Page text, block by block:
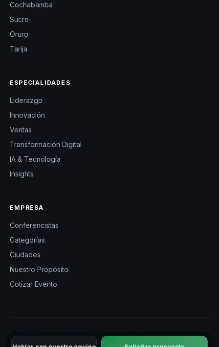
Cochabamba
Sucre
Oruro
Tarija
ESPECIALIDADES
Liderazgo
Innovación
Ventas
Transformación Digital
IA & Tecnología
Insights
EMPRESA
Conferencistas
Categorías
Ciudades
Nuestro Propósito
Cotizar Evento
© 2026 CHM Bolivia — Charlas Motivacionales en Bolivia. Todos